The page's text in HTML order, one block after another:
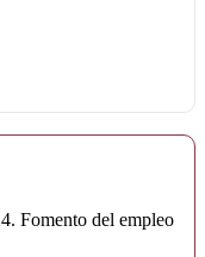
Fomento del empleo